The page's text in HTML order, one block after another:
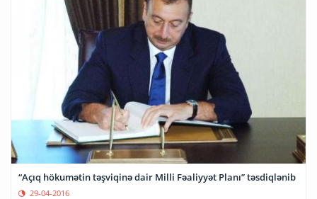
“Açıq hökumətin təşviqinə dair Milli Fəaliyyət Planı” təsdiqlənib
29-04-2016